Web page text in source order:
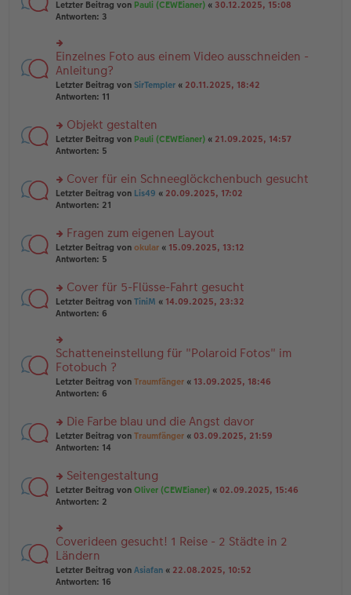
tr
g
el
e
n
er
B
ei
tr
g
rs
te
u
n
g
el
es
e
er
B
ei
tr
g
Letzter Beitrag von Pauli (CEWEianer) « 30.12.2025, 15:08
Antworten: 3
rs
te
r
u
n
el
es
e
B
ei
tr
g
Einzelnes Foto aus einem Video ausschneiden -
Anleitung?
Letzter Beitrag von SirTempler « 20.11.2025, 18:42
Antworten: 11
rs
te
n
g
el
e
n
er
tr
a
g
Objekt gestalten
Letzter Beitrag von Pauli (CEWEianer) « 21.09.2025, 14:57
Antworten: 5
rs
te
n
g
el
e
n
er
tr
a
g
Cover für ein Schneeglöckchenbuch gesucht
Letzter Beitrag von Lis49 « 20.09.2025, 17:02
Antworten: 21
rs
te
n
g
el
e
n
er
B
ei
tr
g
Fragen zum eigenen Layout
Letzter Beitrag von okular « 15.09.2025, 13:12
Antworten: 5
rs
te
u
n
g
el
es
e
er
B
ei
tr
g
Cover für 5-Flüsse-Fahrt gesucht
Letzter Beitrag von TiniM « 14.09.2025, 23:32
Antworten: 6
rs
te
r
u
n
el
es
e
B
ei
tr
g
Schatteneinstellung für "Polaroid Fotos" im
Fotobuch ?
Letzter Beitrag von Traumfänger « 13.09.2025, 18:46
Antworten: 6
rs
te
n
g
el
e
n
er
B
ei
tr
Die Farbe blau und die Angst davor
Letzter Beitrag von Traumfänger « 03.09.2025, 21:59
Antworten: 14
rs
te
u
n
g
el
es
e
Seitengestaltung
Letzter Beitrag von Oliver (CEWEianer) « 02.09.2025, 15:46
Antworten: 2
rs
te
r
u
n
Coverideen gesucht! 1 Reise - 2 Städte in 2
Ländern
Letzter Beitrag von Asiafan « 22.08.2025, 10:52
Antworten: 16